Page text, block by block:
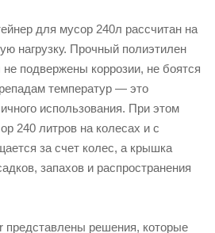
для мусор 240л рассчитан на
нагрузку. Прочный полиэтилен
подвержены коррозии, не боятся
температур — это
использования. При этом
240 литров на колесах и с
за счет колес, а крышка
запахов и распространения
представлены решения, которые